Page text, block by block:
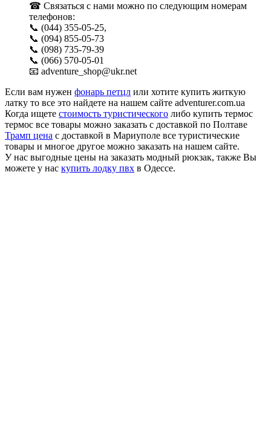
☎ Связаться с нами можно по следующим номерам
телефонов:
📞 (044) 355-05-25,
📞 (094) 855-05-73
📞 (098) 735-79-39
📞 (066) 570-05-01
📧 adventure_shop@ukr.net
Если вам нужен фонарь петцл или хотите купить житкую
латку то все это найдете на нашем сайте adventurer.com.ua
Когда ищете стоимость туристического либо купить термос
термос все товары можно заказать с доставкой по Полтаве
Трамп цена с доставкой в Мариуполе все туристические
товары и многое другое можно заказать на нашем сайте.
У нас выгодные цены на заказать модный рюкзак, также Вы
можете у нас купить лодку пвх в Одессе.